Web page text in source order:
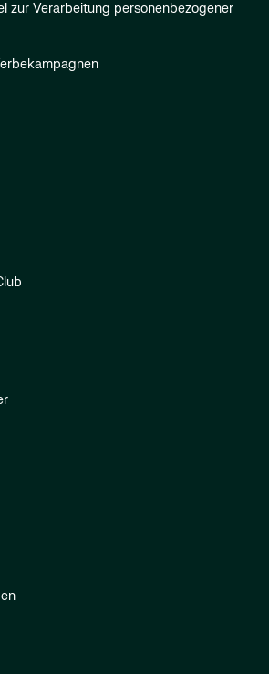
zur Verarbeitung personenbezogener